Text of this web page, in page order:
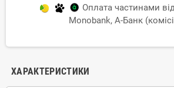
Оплата частинами
Monobank, А-Банк
ХАРАКТЕРИСТИКИ